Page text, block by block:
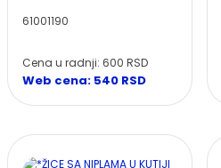
61001190
Cena u radnji: 600 RSD
Web cena: 540 RSD